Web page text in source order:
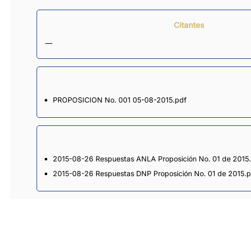
Citantes
—
PROPOSICION No. 001 05-08-2015.pdf
2015-08-26 Respuestas ANLA Proposición No. 01 de
2015-08-26 Respuestas DNP Proposición No. 01 de